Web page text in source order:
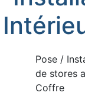
Pose /
de stores
Coffre